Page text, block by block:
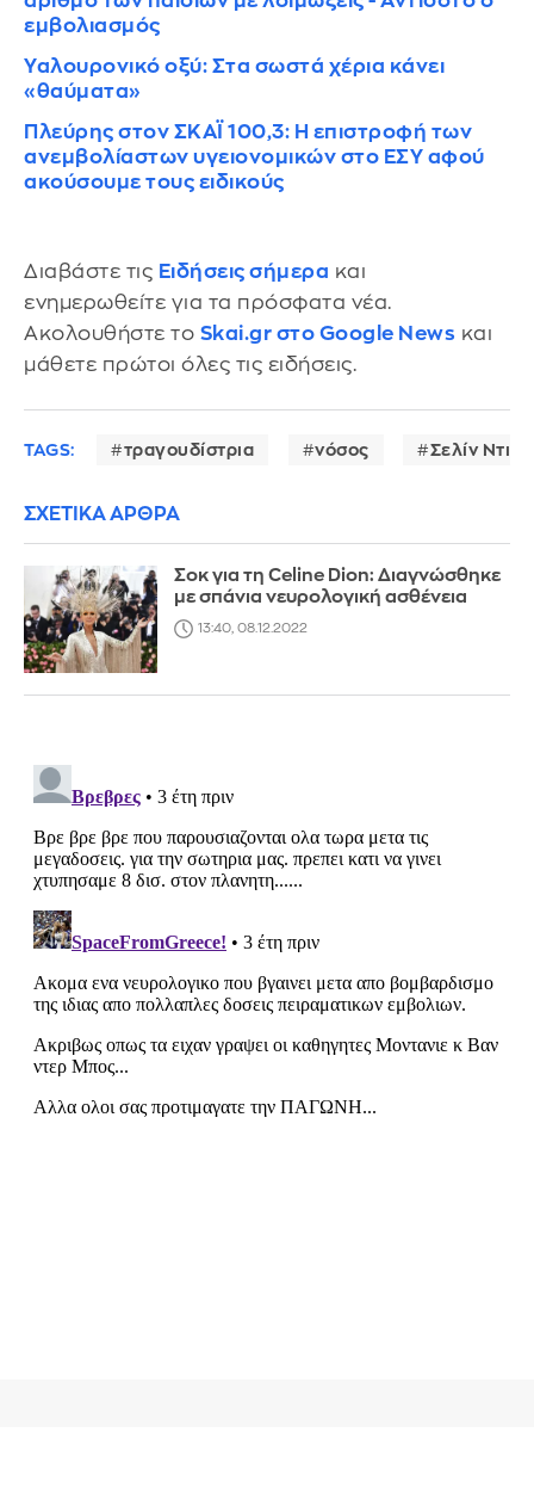
εμβολιασμός
Υαλουρονικό οξύ: Στα σωστά χέρια κάνει
«θαύματα»
Πλεύρης στον ΣΚΑΪ 100,3: H επιστροφή των
ανεμβολίαστων υγειονομικών στο ΕΣΥ αφού
ακούσουμε τους ειδικούς
Διαβάστε τις Ειδήσεις σήμερα και
ενημερωθείτε για τα πρόσφατα νέα.
Ακολουθήστε το Skai.gr στο Google News και
μάθετε πρώτοι όλες τις ειδήσεις.
TAGS: τραγουδίστρια νόσος Σελίν Ντιόν
ΣΧΕΤΙΚΑ ΑΡΘΡΑ
Σοκ για τη Celine Dion: Διαγνώσθηκε
με σπάνια νευρολογική ασθένεια
13:40, 08.12.2022